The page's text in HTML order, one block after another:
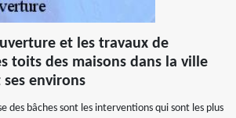
et les travaux de
toits des maisons dans la ville
environs
des bâches sont les interventions qui sont les plus